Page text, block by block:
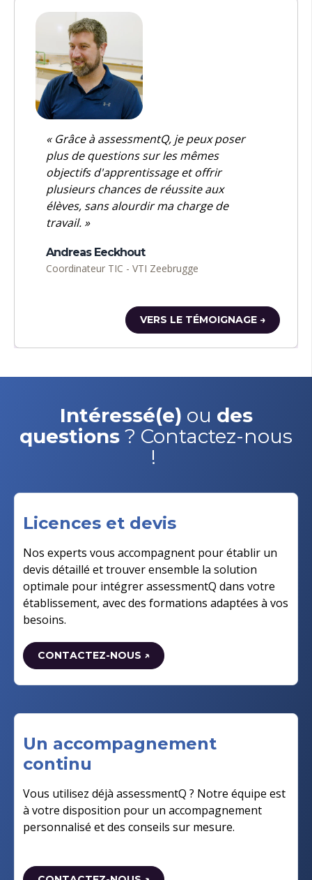
« Grâce à assessmentQ, je peux poser
plus de questions sur les mêmes
objectifs d'apprentissage et offrir
plusieurs chances de réussite aux
élèves, sans alourdir ma charge de
travail. »
Andreas Eeckhout
Coordinateur TIC - VTI Zeebrugge
VERS LE TÉMOIGNAGE →
Intéressé(e) ou des
questions ? Contactez-nous
!
Licences et devis
Nos experts vous accompagnent pour établir un
devis détaillé et trouver ensemble la solution
optimale pour intégrer assessmentQ dans votre
établissement, avec des formations adaptées à vos
besoins.
CONTACTEZ-NOUS ↗
Un accompagnement
continu
Vous utilisez déjà assessmentQ ? Notre équipe est
à votre disposition pour un accompagnement
personnalisé et des conseils sur mesure.